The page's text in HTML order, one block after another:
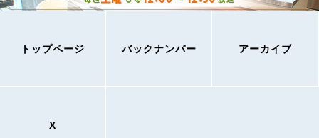
トップページ バックナンバー アーカイブ
X